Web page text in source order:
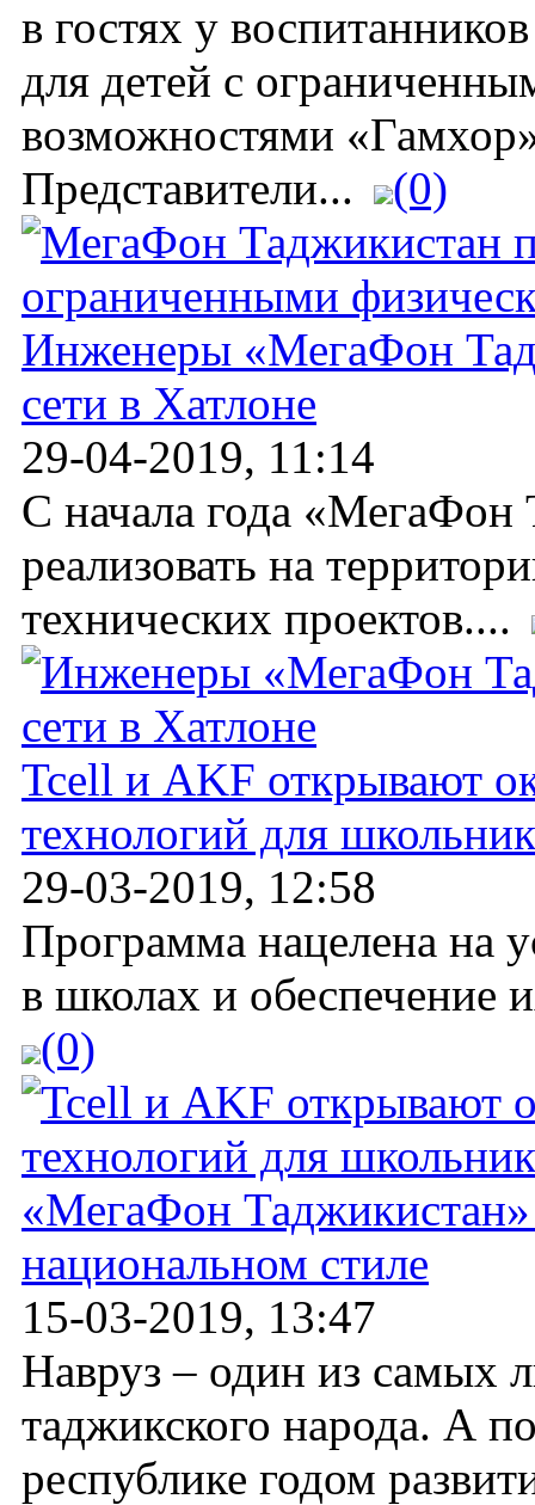
в гостях у
для детей с
возможностями
Представители...
(0)
Инженеры «МегаФон
сети в Хатлоне
29-04-2019, 11:14
С начала года «МегаФон
реализовать на
технических проектов....
Tcell и AKF открывают
технологий для
29-03-2019, 12:58
Программа нацелена на
в школах и обеспечение
(0)
«МегаФон Таджикистан»
национальном стиле
15-03-2019, 13:47
Навруз – один из самых
таджикского народа. А
республике годом